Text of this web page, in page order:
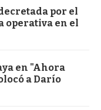
por el
operativa en el
en "Ahora
a Darío